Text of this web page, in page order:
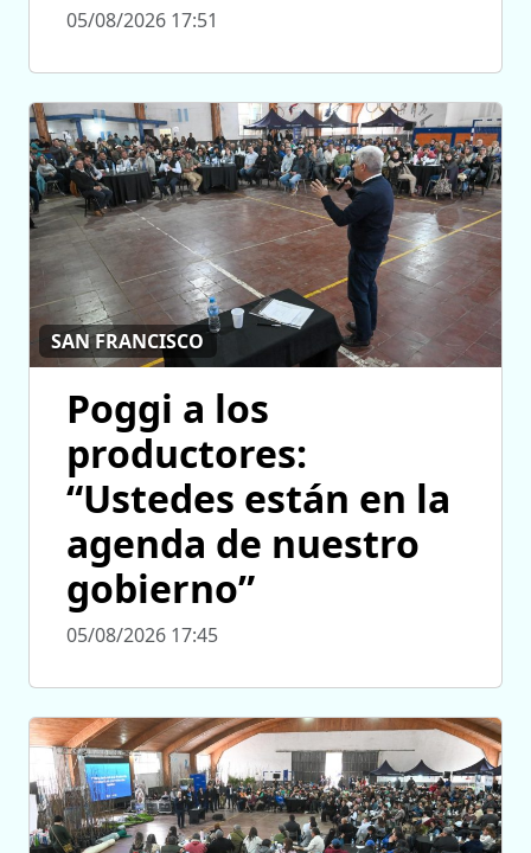
05/08/2026 17:51
SAN FRANCISCO
Poggi a los
productores:
“Ustedes están en la
agenda de nuestro
gobierno”
05/08/2026 17:45